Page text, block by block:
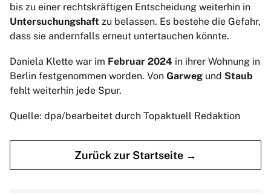
bis zu einer rechtskräftigen Entscheidung weiterhin in
Untersuchungshaft zu belassen. Es bestehe die Gefahr,
dass sie andernfalls erneut untertauchen könnte.
Daniela Klette war im Februar 2024 in ihrer Wohnung in
Berlin festgenommen worden. Von Garweg und Staub
fehlt weiterhin jede Spur.
Quelle: dpa/bearbeitet durch Topaktuell Redaktion
Zurück zur Startseite →